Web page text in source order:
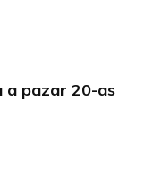
a pazar 20-as